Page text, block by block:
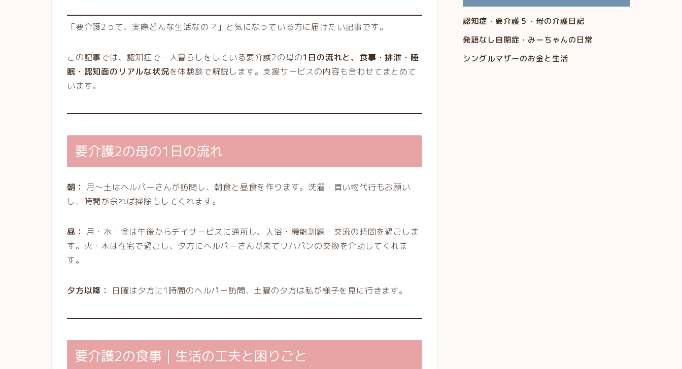
「要介護2って、実際どんな生活なの？」と気になっている方に届けたい記事です。
この記事では、認知症で一人暮らしをしている要介護2の母の1日の流れと、食事・排泄・睡
眠・認知面のリアルな状況を体験談で解説します。支援サービスの内容も合わせてまとめて
います。
要介護2の母の1日の流れ
朝： 月〜土はヘルパーさんが訪問し、朝食と昼食を作ります。洗濯・買い物代行もお願い
し、時間が余れば掃除もしてくれます。
昼： 月・水・金は午後からデイサービスに通所し、入浴・機能訓練・交流の時間を過ごしま
す。火・木は在宅で過ごし、夕方にヘルパーさんが来てリハパンの交換を介助してくれま
す。
夕方以降： 日曜は夕方に1時間のヘルパー訪問、土曜の夕方は私が様子を見に行きます。
要介護2の食事｜生活の工夫と困りごと
認知症・要介護５・母の介護日記
発語なし自閉症・みーちゃんの日常
シングルマザーのお金と生活